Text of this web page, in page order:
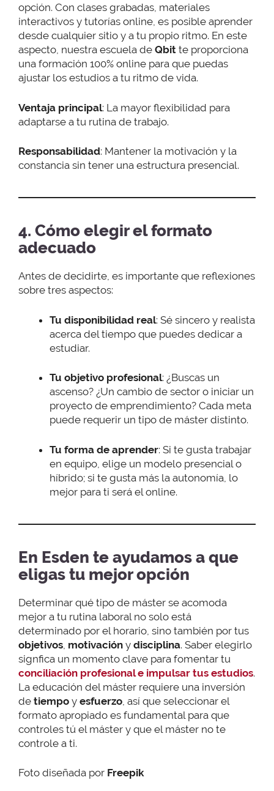
opción. Con clases grabadas, materiales
interactivos y tutorías online, es posible aprender
desde cualquier sitio y a tu propio ritmo. En este
aspecto, nuestra escuela de Qbit te proporciona
una formación 100% online para que puedas
ajustar los estudios a tu ritmo de vida.
Ventaja principal: La mayor flexibilidad para
adaptarse a tu rutina de trabajo.
Responsabilidad: Mantener la motivación y la
constancia sin tener una estructura presencial.
4. Cómo elegir el formato
adecuado
Antes de decidirte, es importante que reflexiones
sobre tres aspectos:
Tu disponibilidad real: Sé sincero y realista
acerca del tiempo que puedes dedicar a
estudiar.
Tu objetivo profesional: ¿Buscas un
ascenso? ¿Un cambio de sector o iniciar un
proyecto de emprendimiento? Cada meta
puede requerir un tipo de máster distinto.
Tu forma de aprender: Si te gusta trabajar
en equipo, elige un modelo presencial o
híbrido; si te gusta más la autonomía, lo
mejor para ti será el online.
En Esden te ayudamos a que
eligas tu mejor opción
Determinar qué tipo de máster se acomoda
mejor a tu rutina laboral no solo está
determinado por el horario, sino también por tus
objetivos motivación y disciplina. Saber elegirlo
signfica un momento clave para fomentar tu
conciliación profesional e impulsar tus estudios.
La educación del máster requiere una inversión
de tiempo y esfuerzo , así que seleccionar el
formato apropiado es fundamental para que
controles tú el máster y que el máster no te
controle a ti.
Foto diseñada por Freepik